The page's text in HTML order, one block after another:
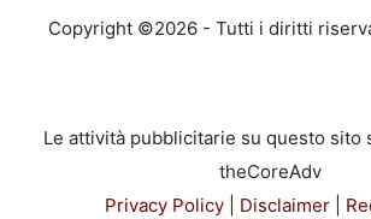
Copyright ©2026 - Tutti i diritti
Le attività pubblicitarie su questo sito
theCoreAdv
Privacy Policy| Disclaimer|